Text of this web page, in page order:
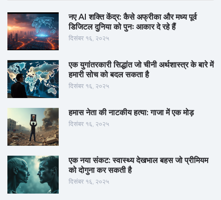
नए AI शक्ति केंद्र: कैसे अफ्रीका और मध्य पूर्व
डिजिटल दुनिया को पुनः आकार दे रहे हैं
दिसंबर १६, २०२५
एक युगांतरकारी सिद्धांत जो चीनी अर्थशास्त्र के बारे में
हमारी सोच को बदल सकता है
दिसंबर १६, २०२५
हमास नेता की नाटकीय हत्या: गाजा में एक मोड़
दिसंबर १६, २०२५
एक नया संकट: स्वास्थ्य देखभाल बहस जो प्रीमियम
को दोगुना कर सकती है
दिसंबर १६, २०२५